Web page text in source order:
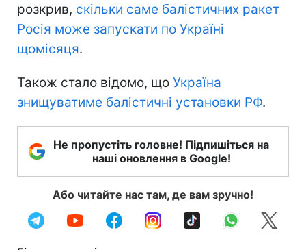
розкрив, скільки саме балістичних ракет
Росія може запускати по Україні
щомісяця.
Також стало відомо, що Україна
знищуватиме балістичні установки РФ.
Не пропустіть головне! Підпишіться на
наші оновлення в Google!
Або читайте нас там, де вам зручно!